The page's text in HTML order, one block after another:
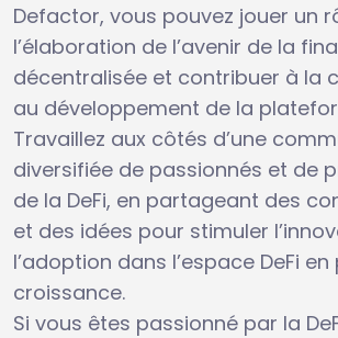
Defactor, vous pouvez jouer un
l’élaboration de l’avenir de la
décentralisée et contribuer à la
au développement de la
Travaillez aux côtés d’une
diversifiée de passionnés et de
de la DeFi, en partageant des
et des idées pour stimuler
l’adoption dans l’espace DeFi en
croissance.
Si vous êtes passionné par la